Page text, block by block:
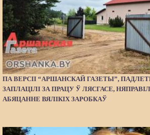
ПА ВЕРСІІ “АРШАНСКАЙ ГАЗЕТЫ”,
ЗАПЛАЦІЛІ ЗА ПРАЦУ Ў ЛЯСГАСЕ,
АБЯЦАННЕ ВЯЛІКІХ ЗАРОБКАЎ